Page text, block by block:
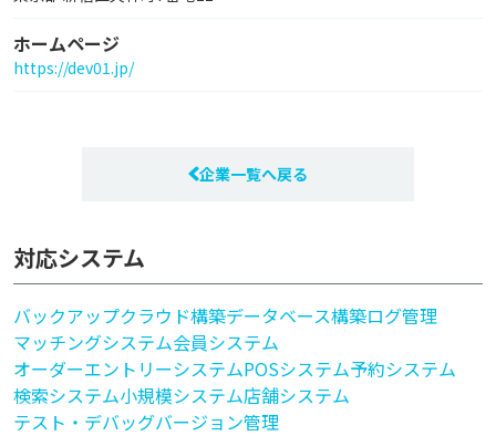
ホームページ
https://dev01.jp/
企業一覧へ戻る
対応システム
バックアップクラウド構築データベース構築ログ管理
マッチングシステム会員システム
オーダーエントリーシステムPOSシステム予約システム
検索システム小規模システム店舗システム
テスト・デバッグバージョン管理